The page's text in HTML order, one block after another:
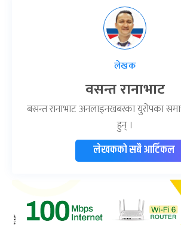
लेखक
वसन्त रानाभाट
बसन्त रानाभाट अनलाइनखबरका युरोपका
हुन् ।
लेखकको सबै आर्टिकल